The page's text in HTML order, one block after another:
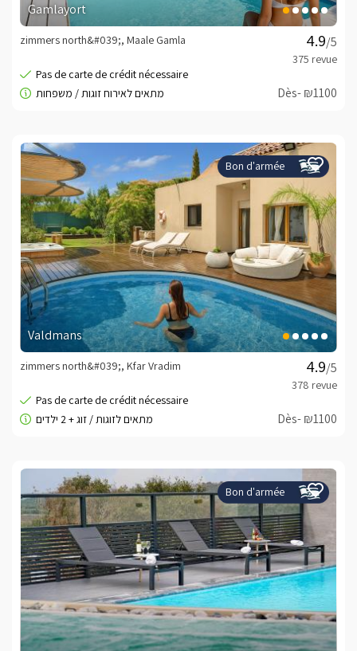
Gamlayort
/5
zimmers north&#039;, Maale Gamla
Dès- ₪1100
Bon d'armée
Valdmans
/5
zimmers north&#039;, Kfar Vradim
Dès- ₪1100
Bon d'armée